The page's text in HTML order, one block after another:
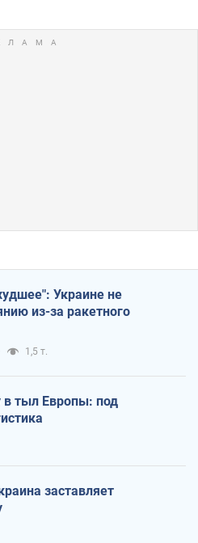
Украине не
из-за ракетного
1,5 т.
в тыл Европы: под
заставляет